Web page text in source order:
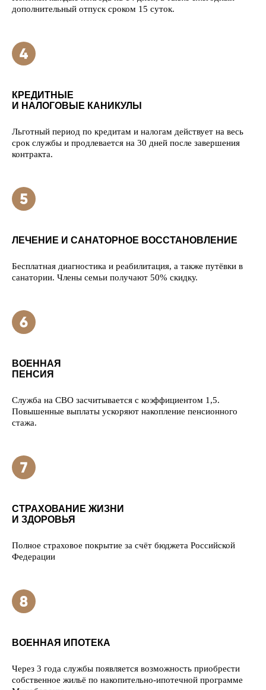
дополнительный отпуск сроком 15 суток.
КРЕДИТНЫЕ
И НАЛОГОВЫЕ КАНИКУЛЫ
Льготный период по кредитам и налогам действует на весь
срок службы и продлевается на 30 дней после завершения
контракта.
ЛЕЧЕНИЕ И САНАТОРНОЕ ВОССТАНОВЛЕНИЕ
Бесплатная диагностика и реабилитация, а также путёвки в
санатории. Члены семьи получают 50% скидку.
ВОЕННАЯ
ПЕНСИЯ
Служба на СВО засчитывается с коэффициентом 1,5.
Повышенные выплаты ускоряют накопление пенсионного
стажа.
СТРАХОВАНИЕ ЖИЗНИ
И ЗДОРОВЬЯ
Полное страховое покрытие за счёт бюджета Российской
Федерации
ВОЕННАЯ ИПОТЕКА
Через 3 года службы появляется возможность приобрести
собственное жильё по накопительно-ипотечной программе